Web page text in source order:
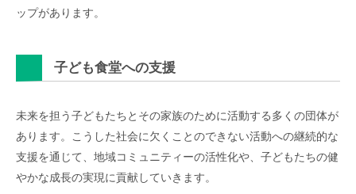
ップがあります。
子ども食堂への支援
未来を担う子どもたちとその家族のために活動する多くの団体が
あります。こうした社会に欠くことのできない活動への継続的な
支援を通じて、地域コミュニティーの活性化や、子どもたちの健
やかな成長の実現に貢献していきます。